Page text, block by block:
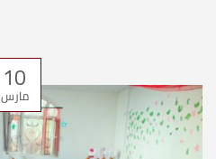
10
مارس